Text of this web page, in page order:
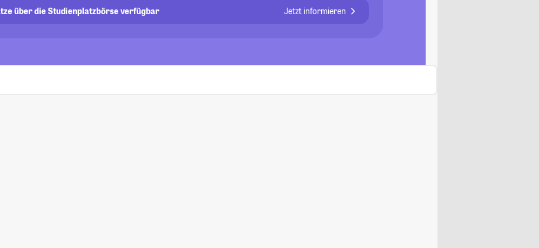
über die Studienplatzbörse verfügbar Jetzt informieren